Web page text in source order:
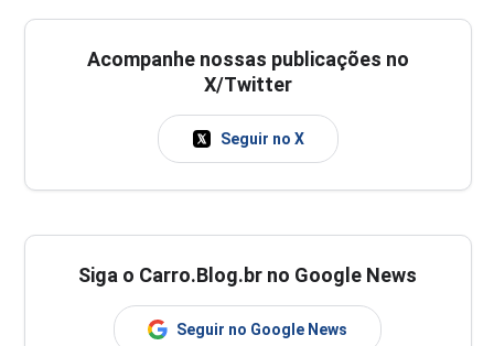
Acompanhe nossas publicações no
X/Twitter
Seguir no X
Siga o Carro.Blog.br no Google News
Seguir no Google News